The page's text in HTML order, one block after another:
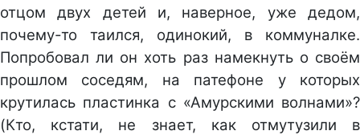
отцом двух детей и, наверное, уже дедом,
почему-то таился, одинокий, в коммуналке.
Попробовал ли он хоть раз намекнуть о своём
прошлом соседям, на патефоне у которых
крутилась пластинка с «Амурскими волнами»?
(Кто, кстати, не знает, как отмутузили в